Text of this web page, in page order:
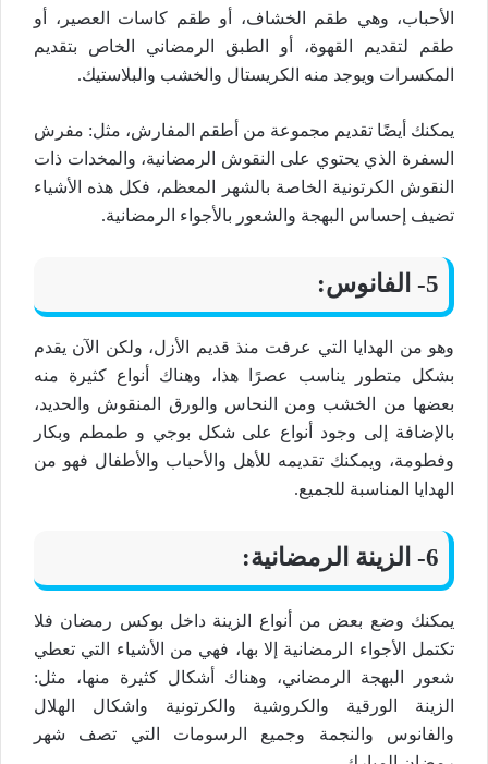
الأحباب، وهي طقم الخشاف، أو طقم كاسات العصير، أو
طقم لتقديم القهوة، أو الطبق الرمضاني الخاص بتقديم
المكسرات ويوجد منه الكريستال والخشب والبلاستيك.
يمكنك أيضًا تقديم مجموعة من أطقم المفارش، مثل: مفرش
السفرة الذي يحتوي على النقوش الرمضانية، والمخدات ذات
النقوش الكرتونية الخاصة بالشهر المعظم، فكل هذه الأشياء
تضيف إحساس البهجة والشعور بالأجواء الرمضانية.
5- الفانوس:
وهو من الهدايا التي عرفت منذ قديم الأزل، ولكن الآن يقدم
بشكل متطور يناسب عصرًا هذا، وهناك أنواع كثيرة منه
بعضها من الخشب ومن النحاس والورق المنقوش والحديد،
بالإضافة إلى وجود أنواع على شكل بوجي و طمطم وبكار
وفطومة، ويمكنك تقديمه للأهل والأحباب والأطفال فهو من
الهدايا المناسبة للجميع.
6- الزينة الرمضانية:
يمكنك وضع بعض من أنواع الزينة داخل بوكس رمضان فلا
تكتمل الأجواء الرمضانية إلا بها، فهي من الأشياء التي تعطي
شعور البهجة الرمضاني، وهناك أشكال كثيرة منها، مثل:
الزينة الورقية والكروشية والكرتونية واشكال الهلال
والفانوس والنجمة وجميع الرسومات التي تصف شهر